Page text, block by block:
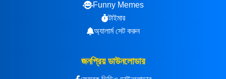
Funny Memes
টাইমার
অ্যালার্ম সেট করুন
জনপ্রিয় ডাউনলোডার